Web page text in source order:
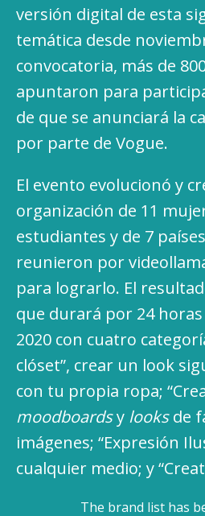
versión digital de esta
temática desde
convocatoria, más de
apuntaron para
de que se anunciará la
por parte de Vogue.
El evento evolucionó y
organización de 11
estudiantes y de 7
reunieron por
para lograrlo. El
que durará por 24 horas
2020 con cuatro
clóset”, crear un look
con tu propia ropa;
moodboardsy looksde
imágenes; “Expresión
cualquier medio; y
The brand list has